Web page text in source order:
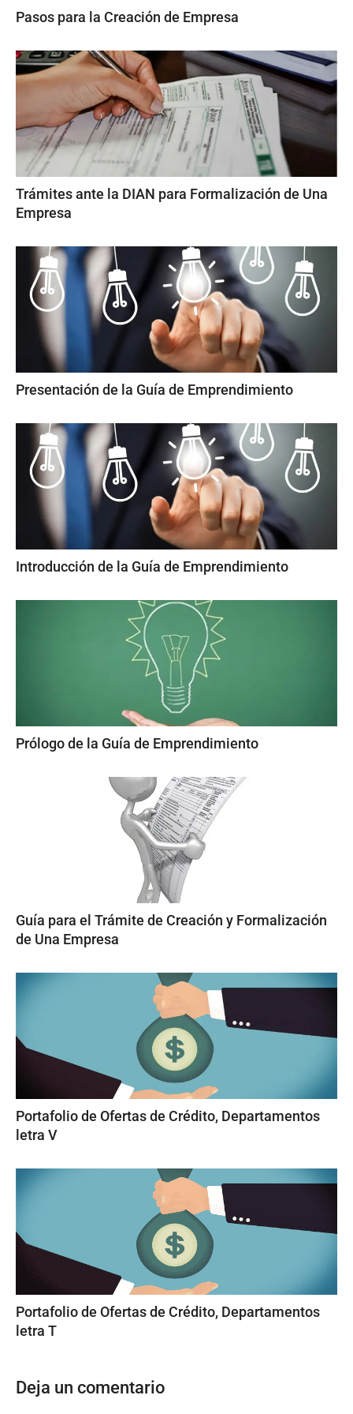
Pasos para la Creación de Empresa
Trámites ante la DIAN para Formalización de Una
Empresa
Presentación de la Guía de Emprendimiento
Introducción de la Guía de Emprendimiento
Prólogo de la Guía de Emprendimiento
Guía para el Trámite de Creación y Formalización
de Una Empresa
Portafolio de Ofertas de Crédito, Departamentos
letra V
Portafolio de Ofertas de Crédito, Departamentos
letra T
Deja un comentario